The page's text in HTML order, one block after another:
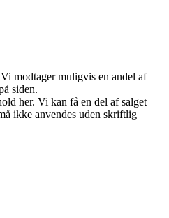
modtager muligvis en andel af
siden.
her. Vi kan få en del af salget
ikke anvendes uden skriftlig